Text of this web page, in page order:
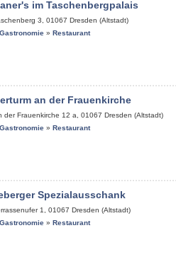
im Taschenbergpalais
3 01067 Dresden (Altstadt)
Gastronomie » Restaurant
an der Frauenkirche
der Frauenkirche 12 a 01067 Dresden (Altstadt)
Gastronomie » Restaurant
Spezialausschank
1 01067 Dresden (Altstadt)
Gastronomie » Restaurant